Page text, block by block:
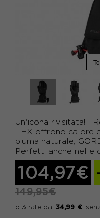
Un'icona rivisitata! I
TEX offrono calore
piuma naturale,
Perfetti anche nelle
104,97€
149,95€
34,99 €